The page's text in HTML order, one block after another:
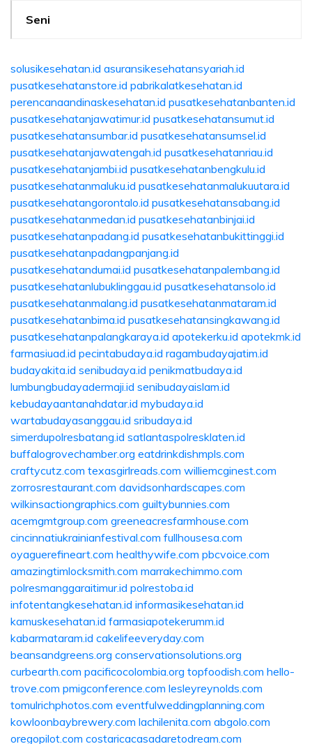
Seni
solusikesehatan.id asuransikesehatansyariah.id
pusatkesehatanstore.id pabrikalatkesehatan.id
perencanaandinaskesehatan.id pusatkesehatanbanten.id
pusatkesehatanjawatimur.id pusatkesehatansumut.id
pusatkesehatansumbar.id pusatkesehatansumsel.id
pusatkesehatanjawatengah.id pusatkesehatanriau.id
pusatkesehatanjambi.id pusatkesehatanbengkulu.id
pusatkesehatanmaluku.id pusatkesehatanmalukuutara.id
pusatkesehatangorontalo.id pusatkesehatansabang.id
pusatkesehatanmedan.id pusatkesehatanbinjai.id
pusatkesehatanpadang.id pusatkesehatanbukittinggi.id
pusatkesehatanpadangpanjang.id
pusatkesehatandumai.id pusatkesehatanpalembang.id
pusatkesehatanlubuklinggau.id pusatkesehatansolo.id
pusatkesehatanmalang.id pusatkesehatanmataram.id
pusatkesehatanbima.id pusatkesehatansingkawang.id
pusatkesehatanpalangkaraya.id apotekerku.id apotekmk.id
farmasiuad.id pecintabudaya.id ragambudayajatim.id
budayakita.id senibudaya.id penikmatbudaya.id
lumbungbudayadermaji.id senibudayaislam.id
kebudayaantanahdatar.id mybudaya.id
wartabudayasanggau.id sribudaya.id
simerdupolresbatang.id satlantaspolresklaten.id
buffalogrovechamber.org eatdrinkdishmpls.com
craftycutz.com texasgirlreads.com williemcginest.com
zorrosrestaurant.com davidsonhardscapes.com
wilkinsactiongraphics.com guiltybunnies.com
acemgmtgroup.com greeneacresfarmhouse.com
cincinnatiukrainianfestival.com fullhousesa.com
oyaguerefineart.com healthywife.com pbcvoice.com
amazingtimlocksmith.com marrakechimmo.com
polresmanggaraitimur.id polrestoba.id
infotentangkesehatan.id informasikesehatan.id
kamuskesehatan.id farmasiapotekerumm.id
kabarmataram.id cakelifeeveryday.com
beansandgreens.org conservationsolutions.org
curbearth.com pacificocolombia.org topfoodish.com hello-
trove.com pmigconference.com lesleyreynolds.com
tomulrichphotos.com eventfulweddingplanning.com
kowloonbaybrewery.com lachilenita.com abgolo.com
oregopilot.com costaricacasadaretodream.com